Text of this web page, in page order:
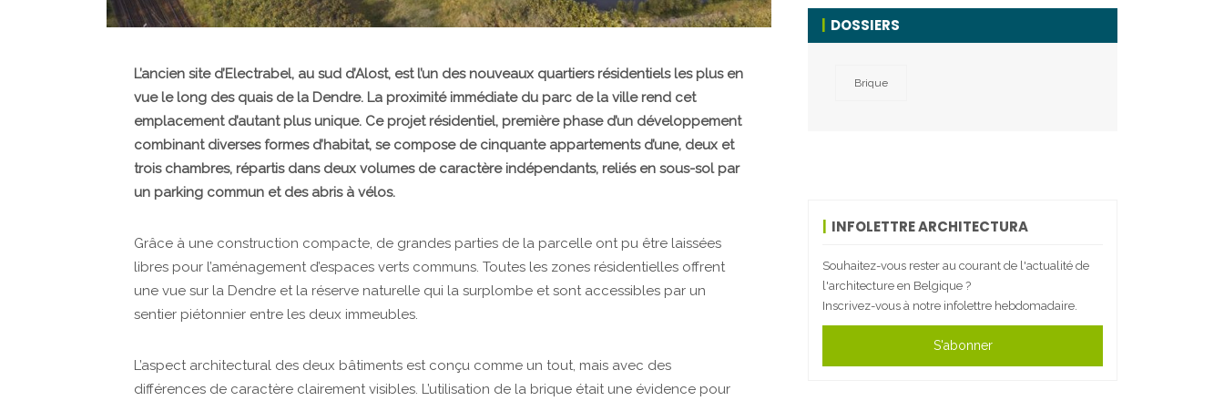
L’ancien site d’Electrabel, au sud d’Alost, est l’un des nouveaux quartiers résidentiels les plus en
vue le long des quais de la Dendre. La proximité immédiate du parc de la ville rend cet
emplacement d’autant plus unique. Ce projet résidentiel, première phase d’un développement
combinant diverses formes d’habitat, se compose de cinquante appartements d’une, deux et
trois chambres, répartis dans deux volumes de caractère indépendants, reliés en sous-sol par
un parking commun et des abris à vélos.
Grâce à une construction compacte, de grandes parties de la parcelle ont pu être laissées
libres pour l’aménagement d’espaces verts communs. Toutes les zones résidentielles offrent
une vue sur la Dendre et la réserve naturelle qui la surplombe et sont accessibles par un
sentier piétonnier entre les deux immeubles.
L’aspect architectural des deux bâtiments est conçu comme un tout, mais avec des
différences de caractère clairement visibles. L’utilisation de la brique était une évidence pour
DOSSIERS
Brique
INFOLETTRE ARCHITECTURA
Souhaitez-vous rester au courant de l'actualité de
l'architecture en Belgique ?
Inscrivez-vous à notre infolettre hebdomadaire.
S'abonner